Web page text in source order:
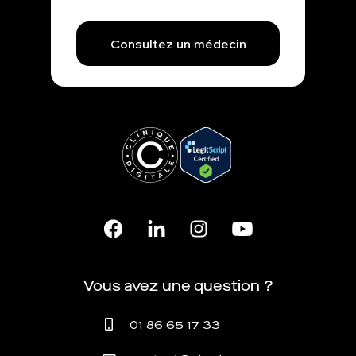
Consultez un médecin
Vous avez une question ?
01 86 65 17 33